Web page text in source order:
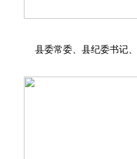
县委常委、县纪委书记、